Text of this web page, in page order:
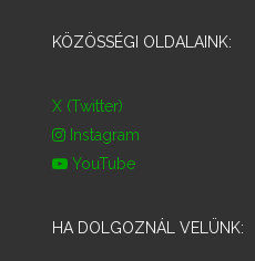
KÖZÖSSÉGI OLDALAINK:
X (Twitter)
Instagram
YouTube
HA DOLGOZNÁL VELÜNK: